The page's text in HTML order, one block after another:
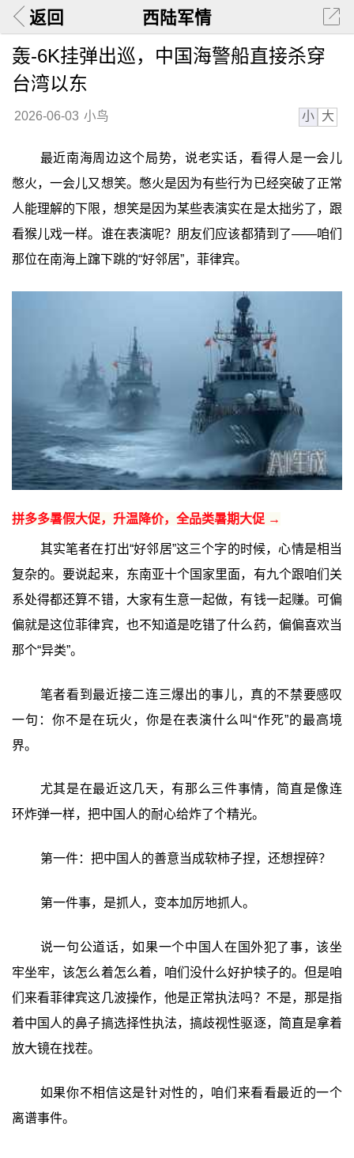
返回 西陆军情
轰-6K挂弹出巡，中国海警船直接杀穿
台湾以东
2026-06-03 小鸟 小 大
最近南海周边这个局势，说老实话，看得人是一会儿
憋火，一会儿又想笑。憋火是因为有些行为已经突破了正常
人能理解的下限，想笑是因为某些表演实在是太拙劣了，跟
看猴儿戏一样。谁在表演呢？朋友们应该都猜到了——咱们
那位在南海上蹿下跳的“好邻居”，菲律宾。
拼多多暑假大促，升温降价，全品类暑期大促 →
其实笔者在打出“好邻居”这三个字的时候，心情是相当
复杂的。要说起来，东南亚十个国家里面，有九个跟咱们关
系处得都还算不错，大家有生意一起做，有钱一起赚。可偏
偏就是这位菲律宾，也不知道是吃错了什么药，偏偏喜欢当
那个“异类”。
笔者看到最近接二连三爆出的事儿，真的不禁要感叹
一句：你不是在玩火，你是在表演什么叫“作死”的最高境
界。
尤其是在最近这几天，有那么三件事情，简直是像连
环炸弹一样，把中国人的耐心给炸了个精光。
第一件：把中国人的善意当成软柿子捏，还想捏碎？
第一件事，是抓人，变本加厉地抓人。
说一句公道话，如果一个中国人在国外犯了事，该坐
牢坐牢，该怎么着怎么着，咱们没什么好护犊子的。但是咱
们来看菲律宾这几波操作，他是正常执法吗？不是，那是指
着中国人的鼻子搞选择性执法，搞歧视性驱逐，简直是拿着
放大镜在找茬。
如果你不相信这是针对性的，咱们来看看最近的一个
离谱事件。